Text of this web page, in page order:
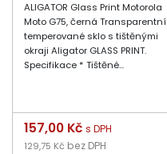
ALIGATOR Glass Print Motorola
Moto G75, černá Transparentní
temperované sklo s tištěnými
okraji Aligator GLASS PRINT.
Specifikace * Tištěné...
Cena
157,00 Kč s DPH
129,75 Kč bez DPH